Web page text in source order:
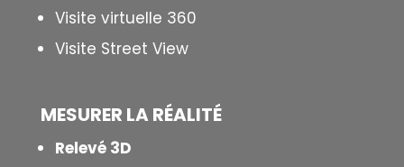
Visite virtuelle 360
Visite Street View
MESURER LARÉALITÉ
Relevé 3D